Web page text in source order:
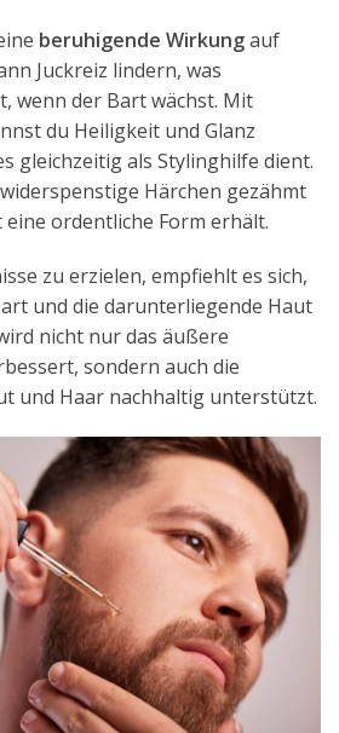
beruhigende Wirkungauf
Juckreiz lindern, was
wenn der Bart wächst. Mit
du Heiligkeit und Glanz
gleichzeitig als Stylinghilfe dient.
Härchen gezähmt
ordentliche Form erhält.
zu erzielen, empfiehlt es sich,
und die darunterliegende Haut
nicht nur das äußere
sondern auch die
und Haar nachhaltig unterstützt.